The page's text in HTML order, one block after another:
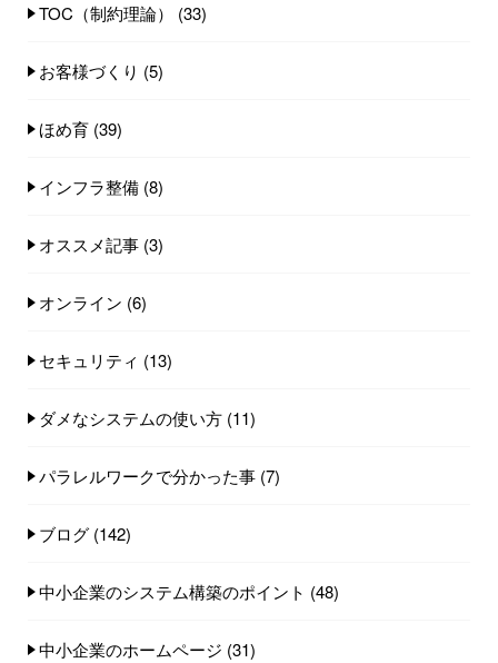
TOC（制約理論） (33)
お客様づくり (5)
ほめ育 (39)
インフラ整備 (8)
オススメ記事 (3)
オンライン (6)
セキュリティ (13)
ダメなシステムの使い方 (11)
パラレルワークで分かった事 (7)
ブログ (142)
中小企業のシステム構築のポイント (48)
中小企業のホームページ (31)